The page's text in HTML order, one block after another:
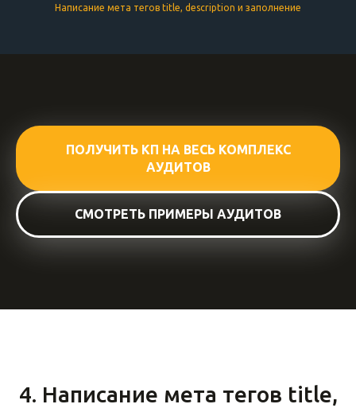
Написание мета тегов title, description и заполнение
ПОЛУЧИТЬ КП НА ВЕСЬ КОМПЛЕКС
АУДИТОВ
СМОТРЕТЬ ПРИМЕРЫ АУДИТОВ
4. Написание мета тегов title,